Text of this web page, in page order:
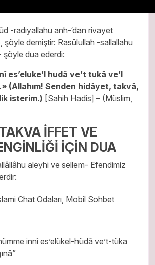
-radıyallahu anh-‘dan rivayet
şöyle demiştir: Rasûlullah -sallallahu
şöyle dua ederdi:
es’eluke’l hudâ ve’t tukâ ve’l
(Allahım! Senden hidâyet, takvâ,
isterim.) [Sahih Hadis] – (Müslim,
İFFET VE
İÇİN DUA
aleyhi ve sellem- Efendimiz
innî es’elükel-hüdâ ve’t-tüka